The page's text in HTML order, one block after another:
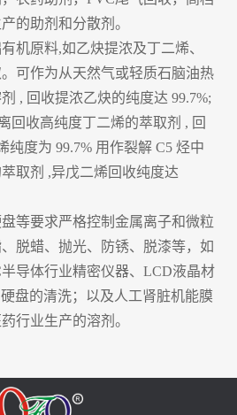
的助剂和分散剂。
机原料,如乙炔提浓及丁二烯、
可作为从天然气或轻质石脑油热
, 回收提浓乙炔的纯度达 99.7%;
回收高纯度丁二烯的萃取剂 , 回
纯度为 99.7% 用作裂解 C5 烃中
取剂 ,异戊二烯回收纯度达
等要求严格控制金属离子和微粒
脱蜡、抛光、防锈、脱漆等，如
导体行业精密仪器、LCD液晶材
盘的清洗；以及人工肾脏机能膜
行业生产的溶剂。